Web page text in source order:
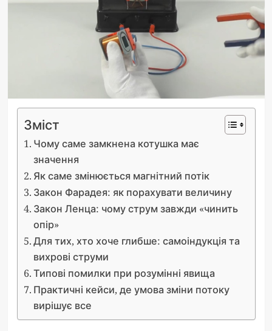
Зміст
Чому саме замкнена котушка має
значення
Як саме змінюється магнітний потік
Закон Фарадея: як порахувати величину
Закон Ленца: чому струм завжди «чинить
опір»
Для тих, хто хоче глибше: самоіндукція та
вихрові струми
Типові помилки при розумінні явища
Практичні кейси, де умова зміни потоку
вирішує все